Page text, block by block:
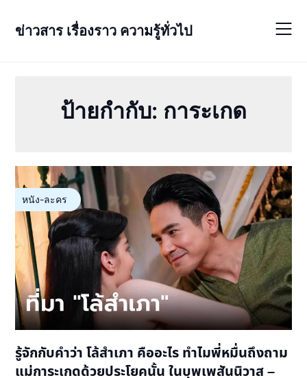
ข่าวสาร เรื่องราว ความรู้ทั่วไป
ป้ายกำกับ: การะเกด
หนัง-ละคร
รู้จักกับคำว่า โล้สำเภา คืออะไร ทำไมพี่หมื่นถึงถาม
แม่การะเกดด้วยประโยคนั้น ในบุพเพสันนิวาส –